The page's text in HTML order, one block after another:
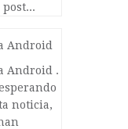
Android
Android .
noticia,